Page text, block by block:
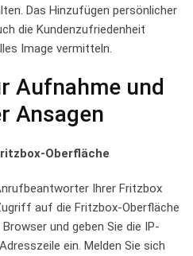
Das Hinzufügen persönlicher
die⁤ Kundenzufriedenheit
Image vermitteln.
⁣Aufnahme und
Ansagen
Oberfläche
Ihrer Fritzbox
auf ⁣die​ Fritzbox-Oberfläche
und geben Sie ⁢die IP-
ein. Melden ‌Sie sich